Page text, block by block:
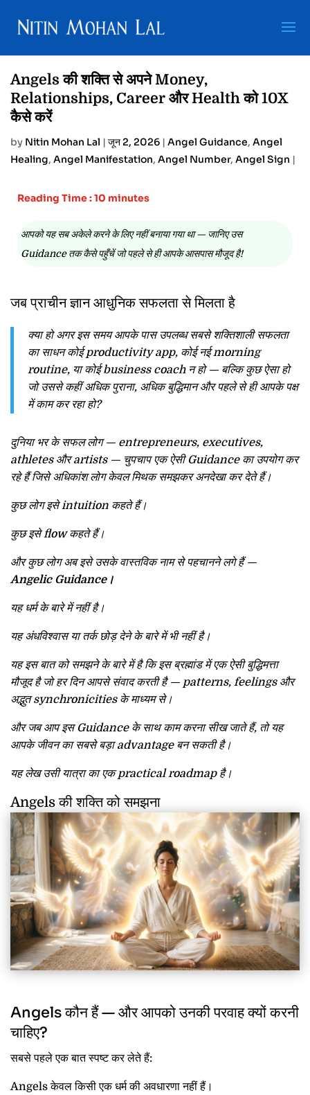
Angels की शक्ति से अपने Money,
Relationships, Career और Health को 10X
कैसे करें
by Nitin Mohan Lal | जून 2, 2026 | Angel Guidance, Angel
Healing, Angel Manifestation, Angel Number, Angel Sign |
Reading Time : 10 minutes
आपको यह सब अकेले करने के लिए नहीं बनाया गया था — जानिए उस
Guidance तक कैसे पहुँचें जो पहले से ही आपके आसपास मौजूद है!
जब प्राचीन ज्ञान आधुनिक सफलता से मिलता है
क्या हो अगर इस समय आपके पास उपलब्ध सबसे शक्तिशाली सफलता
का साधन कोई productivity app, कोई नई morning
routine, या कोई business coach न हो — बल्कि कुछ ऐसा हो
जो उससे कहीं अधिक पुराना, अधिक बुद्धिमान और पहले से ही आपके पक्ष
में काम कर रहा हो?
दुनिया भर के सफल लोग — entrepreneurs, executives,
athletes और artists — चुपचाप एक ऐसी Guidance का उपयोग कर
रहे हैं जिसे अधिकांश लोग केवल मिथक समझकर अनदेखा कर देते हैं।
कुछ लोग इसे intuition कहते हैं।
कुछ इसे flow कहते हैं।
और कुछ लोग अब इसे उसके वास्तविक नाम से पहचानने लगे हैं —
Angelic Guidance।
यह धर्म के बारे में नहीं है।
यह अंधविश्वास या तर्क छोड़ देने के बारे में भी नहीं है।
यह इस बात को समझने के बारे में है कि इस ब्रह्मांड में एक ऐसी बुद्धिमत्ता
मौजूद है जो हर दिन आपसे संवाद करती है — patterns, feelings और
अद्भुत synchronicities के माध्यम से।
और जब आप इस Guidance के साथ काम करना सीख जाते हैं, तो यह
आपके जीवन का सबसे बड़ा advantage बन सकती है।
यह लेख उसी यात्रा का एक practical roadmap है।
Angels की शक्ति को समझना
Angels कौन हैं — और आपको उनकी परवाह क्यों करनी
चाहिए?
सबसे पहले एक बात स्पष्ट कर लेते हैं:
Angels केवल किसी एक धर्म की अवधारणा नहीं हैं।